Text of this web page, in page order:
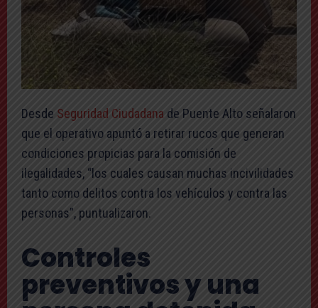
Desde Seguridad Ciudadana de Puente Alto señalaron
que el operativo apuntó a retirar rucos que generan
condiciones propicias para la comisión de
ilegalidades, “los cuales causan muchas incivilidades
tanto como delitos contra los vehículos y contra las
personas”, puntualizaron.
Controles
preventivos y una